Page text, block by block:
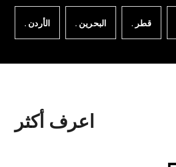
قطر . البحرين . الأردن .
اعرف أكثر